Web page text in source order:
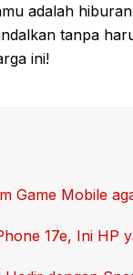
adalah
tanpa
ini!
Game Mobile
17e, Ini HP